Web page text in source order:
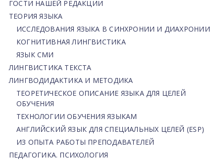
ГОСТИ НАШЕЙ РЕДАКЦИИ
ТЕОРИЯ ЯЗЫКА
ИССЛЕДОВАНИЯ ЯЗЫКА В СИНХРОНИИ И ДИАХРОНИИ
КОГНИТИВНАЯ ЛИНГВИСТИКА
ЯЗЫК СМИ
ЛИНГВИСТИКА ТЕКСТА
ЛИНГВОДИДАКТИКА И МЕТОДИКА
ТЕОРЕТИЧЕСКОЕ ОПИСАНИЕ ЯЗЫКА ДЛЯ ЦЕЛЕЙ
ОБУЧЕНИЯ
ТЕХНОЛОГИИ ОБУЧЕНИЯ ЯЗЫКАМ
АНГЛИЙСКИЙ ЯЗЫК ДЛЯ СПЕЦИАЛЬНЫХ ЦЕЛЕЙ (ESP)
ИЗ ОПЫТА РАБОТЫ ПРЕПОДАВАТЕЛЕЙ
ПЕДАГОГИКА. ПСИХОЛОГИЯ